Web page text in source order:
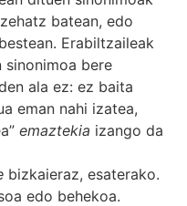
batean, edo
Erabiltzaileak
sinonimoa bere
ala ez: ez baita
eman nahi izatea,
emaztekia izango da
bizkaieraz, esaterako.
edo behekoa.